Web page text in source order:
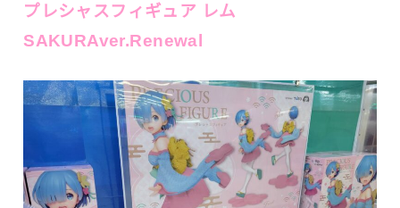
プレシャスフィギュア レム
SAKURAver.Renewal